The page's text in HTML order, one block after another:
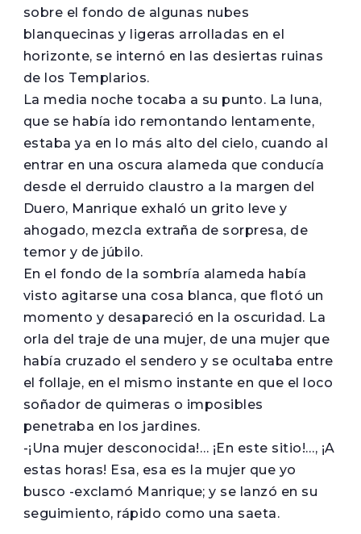
sobre el fondo de algunas nubes
blanquecinas y ligeras arrolladas en el
horizonte, se internó en las desiertas ruinas
de los Templarios.
La media noche tocaba a su punto. La luna,
que se había ido remontando lentamente,
estaba ya en lo más alto del cielo, cuando al
entrar en una oscura alameda que conducía
desde el derruido claustro a la margen del
Duero, Manrique exhaló un grito leve y
ahogado, mezcla extraña de sorpresa, de
temor y de júbilo.
En el fondo de la sombría alameda había
visto agitarse una cosa blanca, que flotó un
momento y desapareció en la oscuridad. La
orla del traje de una mujer, de una mujer que
había cruzado el sendero y se ocultaba entre
el follaje, en el mismo instante en que el loco
soñador de quimeras o imposibles
penetraba en los jardines.
-¡Una mujer desconocida!… ¡En este sitio!…, ¡A
estas horas! Esa, esa es la mujer que yo
busco -exclamó Manrique; y se lanzó en su
seguimiento, rápido como una saeta.